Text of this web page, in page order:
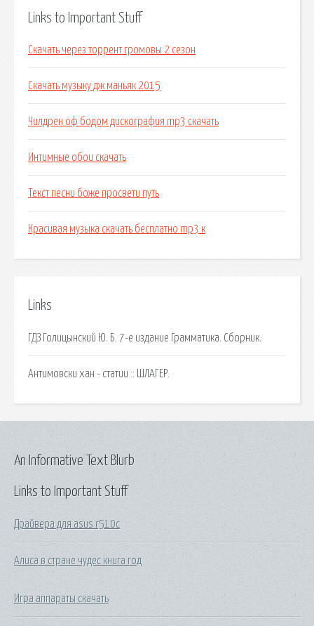
Links to Important Stuff
Скачать через торрент громовы 2 сезон
Скачать музыку дж маньяк 2015
Чилдрен оф бодом дискография mp3 скачать
Интимные обои скачать
Текст песни боже просвети путь
Красивая музыка скачать бесплатно mp3 к
Links
ГДЗ Голицынский Ю. Б. 7-е издание Грамматика. Сборник.
Антимовски хан - статии :: ШЛАГЕР.
Links to Important Stuff
Драйвера для asus r510c
Алиса в стране чудес книга год
Игра аппараты скачать
An Informative Text Blurb